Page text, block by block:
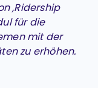
,Ridership
für die
mit der
zu erhöhen.